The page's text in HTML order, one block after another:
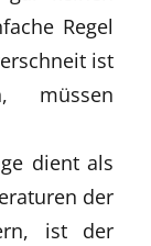
Regel
ist
müssen
dient als
der
ist der